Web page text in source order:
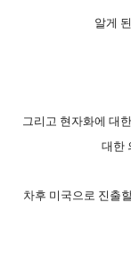
알게
그리고 현자화에 대
대한
차후 미국으로 진출